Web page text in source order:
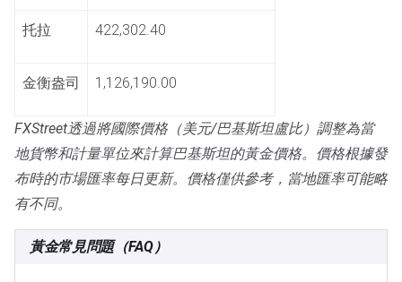
托拉 422,302.40
金衡盎司 1,126,190.00
FXStreet透過將國際價格（美元/巴基斯坦盧比）調整為當
地貨幣和計量單位來計算巴基斯坦的黃金價格。價格根據發
布時的市場匯率每日更新。價格僅供參考，當地匯率可能略
有不同。
黃金常見問題（FAQ）